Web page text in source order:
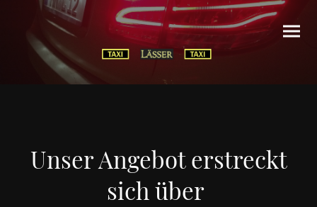
Unser Angebot erstreckt
sich über